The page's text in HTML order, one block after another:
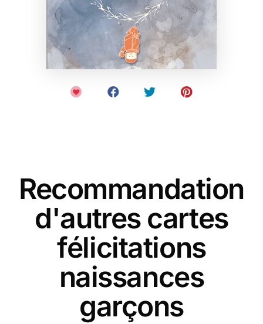
Recommandation
d'autres cartes
félicitations
naissances
garçons